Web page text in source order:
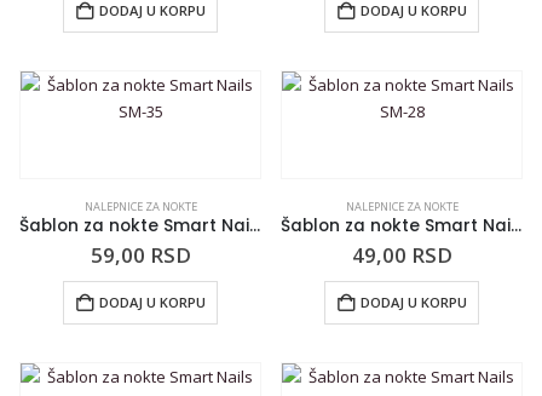
DODAJ U KORPU DODAJ U KORPU
NALEPNICE ZA NOKTE
Šablon za nokte Smart Nails SM-35
59,00 RSD
DODAJ U KORPU
NALEPNICE ZA NOKTE
Šablon za nokte Smart Nails SM-28
49,00 RSD
DODAJ U KORPU